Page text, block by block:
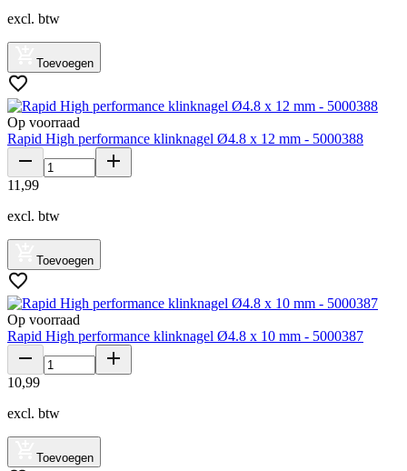
excl. btw
Toevoegen
Op voorraad
Rapid High performance klinknagel Ø4.8 x 12 mm - 5000388
11 ,99
excl. btw
Toevoegen
Op voorraad
Rapid High performance klinknagel Ø4.8 x 10 mm - 5000387
10,99
excl. btw
Toevoegen